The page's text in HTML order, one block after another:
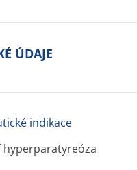
ÚDAJE
indikace
hyperparatyreóza